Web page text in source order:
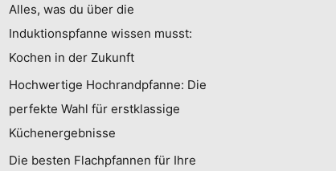
Alles, was du über die
Induktionspfanne wissen musst:
Kochen in der Zukunft
Hochwertige Hochrandpfanne: Die
perfekte Wahl für erstklassige
Küchenergebnisse
Die besten Flachpfannen für Ihre